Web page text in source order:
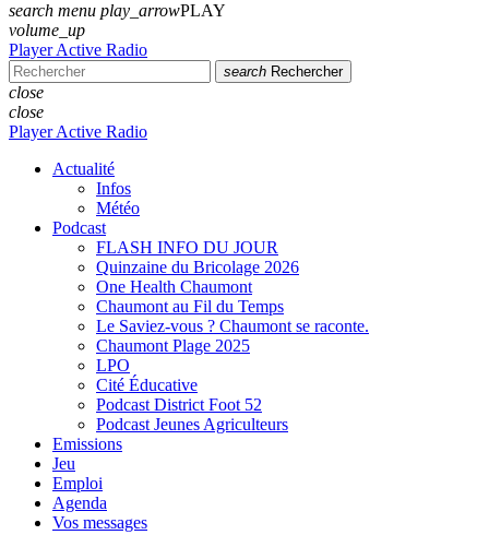
search menu play_arrowPLAY
volume_up
Player Active Radio
search Rechercher
close
close
Player Active Radio
Actualité
Infos
Météo
Podcast
FLASH INFO DU JOUR
Quinzaine du Bricolage 2026
One Health Chaumont
Chaumont au Fil du Temps
Le Saviez-vous ? Chaumont se raconte.
Chaumont Plage 2025
LPO
Cité Éducative
Podcast District Foot 52
Podcast Jeunes Agriculteurs
Emissions
Jeu
Emploi
Agenda
Vos messages